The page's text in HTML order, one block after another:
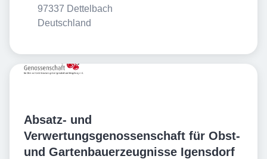
97337 Dettelbach
Deutschland
Absatz- und
Verwertungsgenossenschaft für Obst-
und Gartenbauerzeugnisse Igensdorf